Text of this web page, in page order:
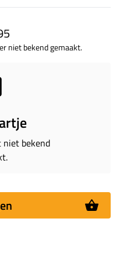
niet bekend gemaakt.
niet bekend